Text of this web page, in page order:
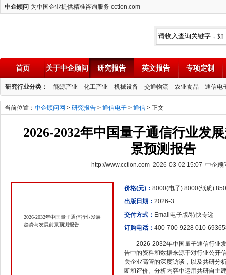
中企顾问-为中国企业提供精准咨询服务 cction.com
中企顾问
首页 关于中企顾问 研究报告 英文报告 专项定制
研究行业分类： 能源产业 化工产业 机械设备 交通物流 农业食品 通信电
当前位置： 中企顾问网 > 研究报告 > 通信电子 > 通信 > 正文
2026-2032年中国量子通信行业发
景预测报告
http://www.cction.com 2026-03-02 15:07 中企顾
2026-2032年中国量子通信行业发展
趋势与发展前景预测报告
价格(元)： 8000(电子) 8000(纸质)
出版日期： 2026-3
交付方式： Email电子版/特快专递
订购电话： 400-700-9228 010-
2026-2032年中国量子通信行业
告中的资料和数据来源于对行业公开
关企业高管的深度访谈，以及共研分
断和评价。分析内容中运用共研自主